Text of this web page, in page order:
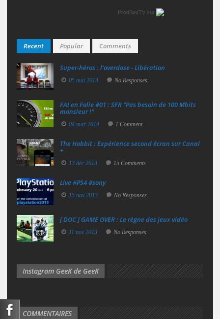
ProdBoxTV sur
Recent Popular Comments
Super‑héros : l’overdose - Libération
05 mai 2014 No Responses.
FAI en Folie #01 : SFR "Pas besoin de 100 Mbits
monsieur !"
04 mar 2014 1 Comment
The Hobbit : Expérience second écran sur Canal
+
13 déc 2013 15 Comments
Live #PS4 #sony
15 nov 2013 No Responses.
[ DOC ] GAME OVER : Le règne des jeux vidéo
11 nov 2013 No Responses.
Instagram GeeK de GeeK
COMMENTAIRES